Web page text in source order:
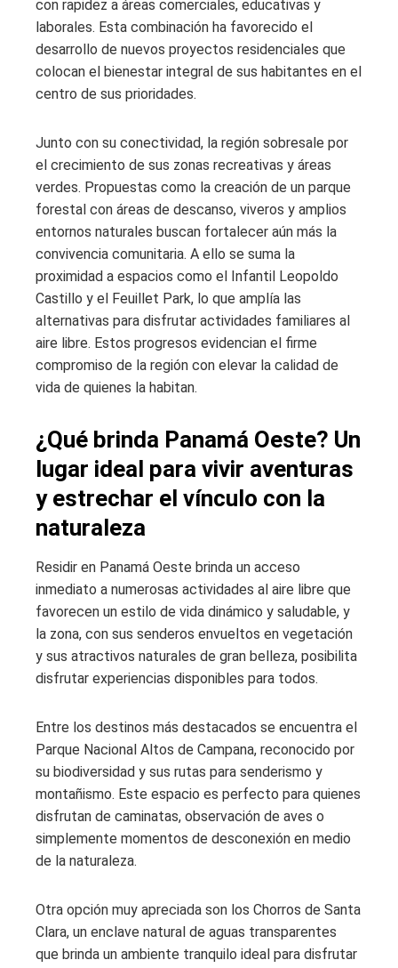
con rapidez a áreas comerciales, educativas y
laborales. Esta combinación ha favorecido el
desarrollo de nuevos proyectos residenciales que
colocan el bienestar integral de sus habitantes en el
centro de sus prioridades.
Junto con su conectividad, la región sobresale por
el crecimiento de sus zonas recreativas y áreas
verdes. Propuestas como la creación de un parque
forestal con áreas de descanso, viveros y amplios
entornos naturales buscan fortalecer aún más la
convivencia comunitaria. A ello se suma la
proximidad a espacios como el Infantil Leopoldo
Castillo y el Feuillet Park, lo que amplía las
alternativas para disfrutar actividades familiares al
aire libre. Estos progresos evidencian el firme
compromiso de la región con elevar la calidad de
vida de quienes la habitan.
¿Qué brinda Panamá Oeste? Un
lugar ideal para vivir aventuras
y estrechar el vínculo con la
naturaleza
Residir en Panamá Oeste brinda un acceso
inmediato a numerosas actividades al aire libre que
favorecen un estilo de vida dinámico y saludable, y
la zona, con sus senderos envueltos en vegetación
y sus atractivos naturales de gran belleza, posibilita
disfrutar experiencias disponibles para todos.
Entre los destinos más destacados se encuentra el
Parque Nacional Altos de Campana, reconocido por
su biodiversidad y sus rutas para senderismo y
montañismo. Este espacio es perfecto para quienes
disfrutan de caminatas, observación de aves o
simplemente momentos de desconexión en medio
de la naturaleza.
Otra opción muy apreciada son los Chorros de Santa
Clara, un enclave natural de aguas transparentes
que brinda un ambiente tranquilo ideal para disfrutar